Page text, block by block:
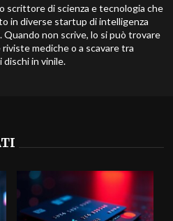
scrittore di scienza e tecnologia che
in diverse startup di intelligenza
Quando non scrive, lo si può trovare
riviste mediche o a scavare tra
dischi in vinile.